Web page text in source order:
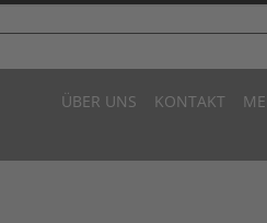
ÜBER UNS KONTAKT